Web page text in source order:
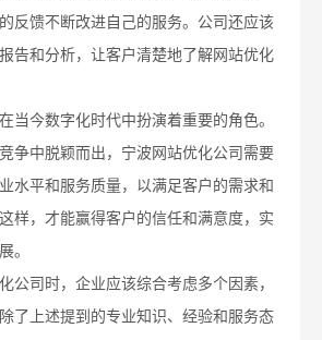
反馈不断改进自己的服务。公司还应该
告和分析，让客户清楚地了解网站优化
当今数字化时代中扮演着重要的角色。
争中脱颖而出，宁波网站优化公司需要
水平和服务质量，以满足客户的需求和
样，才能赢得客户的信任和满意度，实
。
公司时，企业应该综合考虑多个因素，
了上述提到的专业知识、经验和服务态